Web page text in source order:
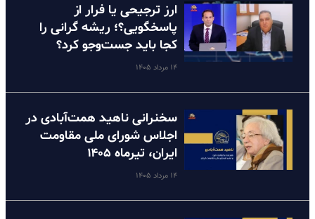
ارز ترجیحی یا فرار از
پاسخگویی؟؛ ریشه گرانی را
کجا باید جست‌وجو کرد؟
۱۴ مرداد ۱۴۰۵
سخنرانی ناهید همت‌آبادی در
اجلاس شورای ملی مقاومت
ایران، تیرماه ۱۴۰۵
۱۴ مرداد ۱۴۰۵